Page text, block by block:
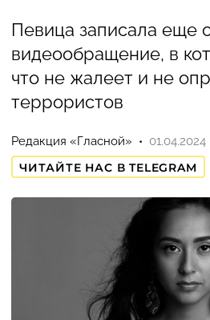
Певица записала еще
видеообращение, в
что не жалеет и не
террористов
Редакция «Гласной»
01.04.2024
ЧИТАЙТЕ НАС В TELEGRAM